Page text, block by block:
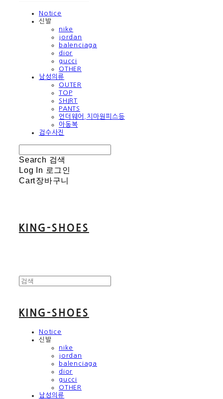
Notice
신발
nike
jordan
balenciaga
dior
gucci
OTHER
남성의류
OUTER
TOP
SHIRT
PANTS
언더웨어,치마원피스등
아동복
검수사진
Search 검색
Log In 로그인
Cart장바구니
KING-SHOES
KING-SHOES
Notice
신발
nike
jordan
balenciaga
dior
gucci
OTHER
남성의류